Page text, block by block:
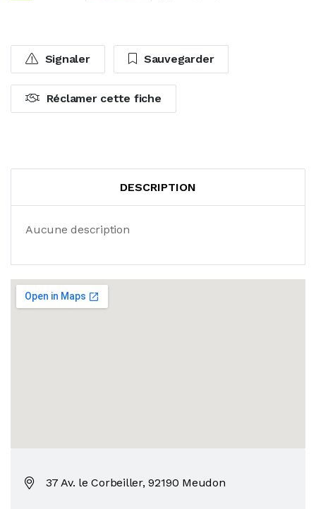
Signaler Sauvegarder
Réclamer cette fiche
DESCRIPTION
Aucune description
37 Av. le Corbeiller, 92190 Meudon